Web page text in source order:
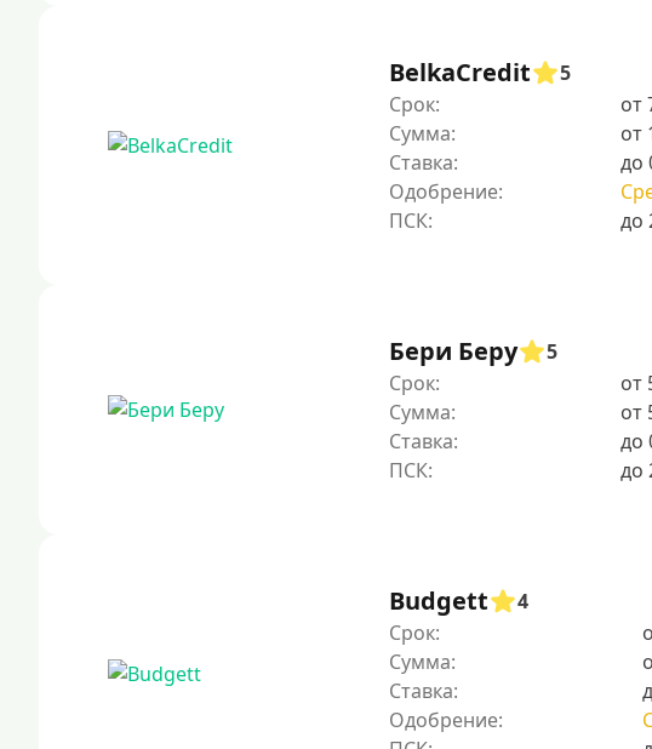
BelkaCredit
5
Срок:
от
Сумма:
от
Ставка:
до
Одобрение:
Бери Беру
5
Срок:
от
Сумма:
от
Ставка:
до
Budgett
4
Срок:
Сумма:
Ставка:
Одобрение: